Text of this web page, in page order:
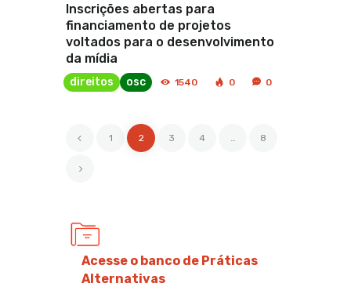
Inscrições abertas para
financiamento de projetos
voltados para o desenvolvimento
da mídia
direitos osc 1540 0 0
1 2 3 4 8
Acesse o banco de Práticas
Alternativas